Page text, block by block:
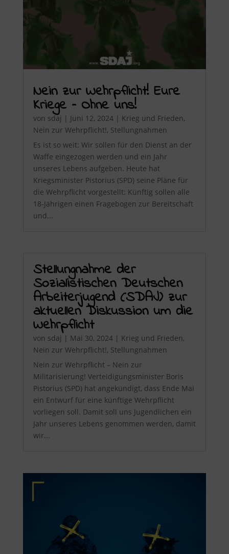
Nein zur Wehrpflicht! Eure
Kriege – Ohne uns!
von sdaj | Juni 12, 2024| Krieg und Frieden,
Nein zur Wehrpflicht!, Stellungnahmen
Es ist so weit: Wir sollen für den Dienst an der
Waffe eingezogen werden und ein Jahr
unseres Lebens aufgeben. Heute hat
Kriegsminister Pistorius (SPD) seine Pläne für
die Wehrpflicht vorgestellt: Künftig sollen alle
18-Jährigen einen Fragebogen zur Bereitschaft
und...
Stellungnahme der
Sozialistischen Deutschen
Arbeiterjugend (SDAJ) zur
aktuellen Diskussion um die
Wehrpflicht
von sdaj | Mai 30, 2024| Krieg und Frieden,
Nein zur Wehrpflicht!, Stellungnahmen
Nein zur Wehrpflicht – Nein zur
Militarisierung! Verteidigungsminister Boris
Pistorius (SPD) hat angekündigt, dass Ende Mai
ein Entwurf für eine künftige Wehrpflicht
vorliegen soll. Damit soll uns Jugendlichen ein
Jahr unseres Lebens genommen werden, damit
wir...